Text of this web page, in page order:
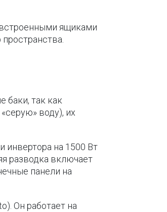
ящиками
баки, так как
воду), их
инвертора на 1500 Вт
разводка включает
панели на
Он работает на